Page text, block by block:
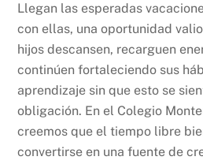
Llegan las esperadas
con ellas, una oportunidad
hijos descansen, recarguen
continúen fortaleciendo sus
aprendizaje sin que esto se
obligación. En el Colegio
creemos que el tiempo libre
convertirse en una fuente de